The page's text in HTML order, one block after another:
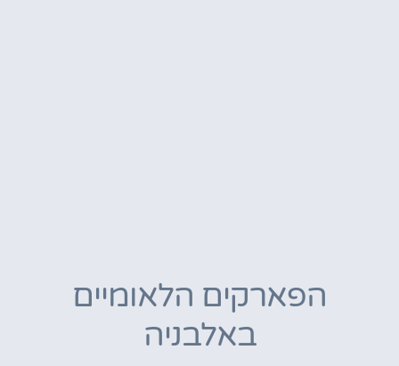
הפארקים הלאומיים
באלבניה